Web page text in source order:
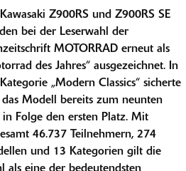
Z900RS und Z900RS SE
bei der Leserwahl der
MOTORRAD erneut als
des Jahres“ ausgezeichnet. In
„Modern Classics“ sicherte
das Modell bereits zum neunten
Folge den ersten Platz. Mit
46.737 Teilnehmern, 274
und 13 Kategorien gilt die